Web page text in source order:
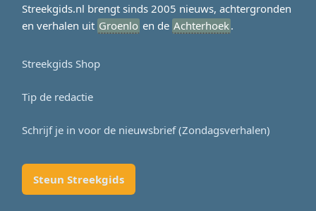
Streekgids.nl brengt sinds 2005 nieuws, achtergronden
en verhalen uit Groenlo en de Achterhoek.
Streekgids Shop
Tip de redactie
Schrijf je in voor de nieuwsbrief (Zondagsverhalen)
Steun Streekgids